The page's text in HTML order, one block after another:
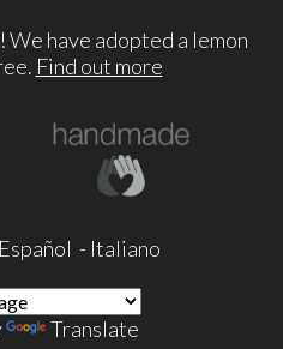
We have adopted a lemon
Find out more
Español - Italiano
Translate